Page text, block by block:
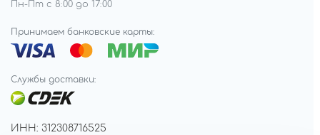
Пн-Пт с 8:00 до 17:00
Принимаем банковские карты:
Службы доставки:
ИНН: 312308716525